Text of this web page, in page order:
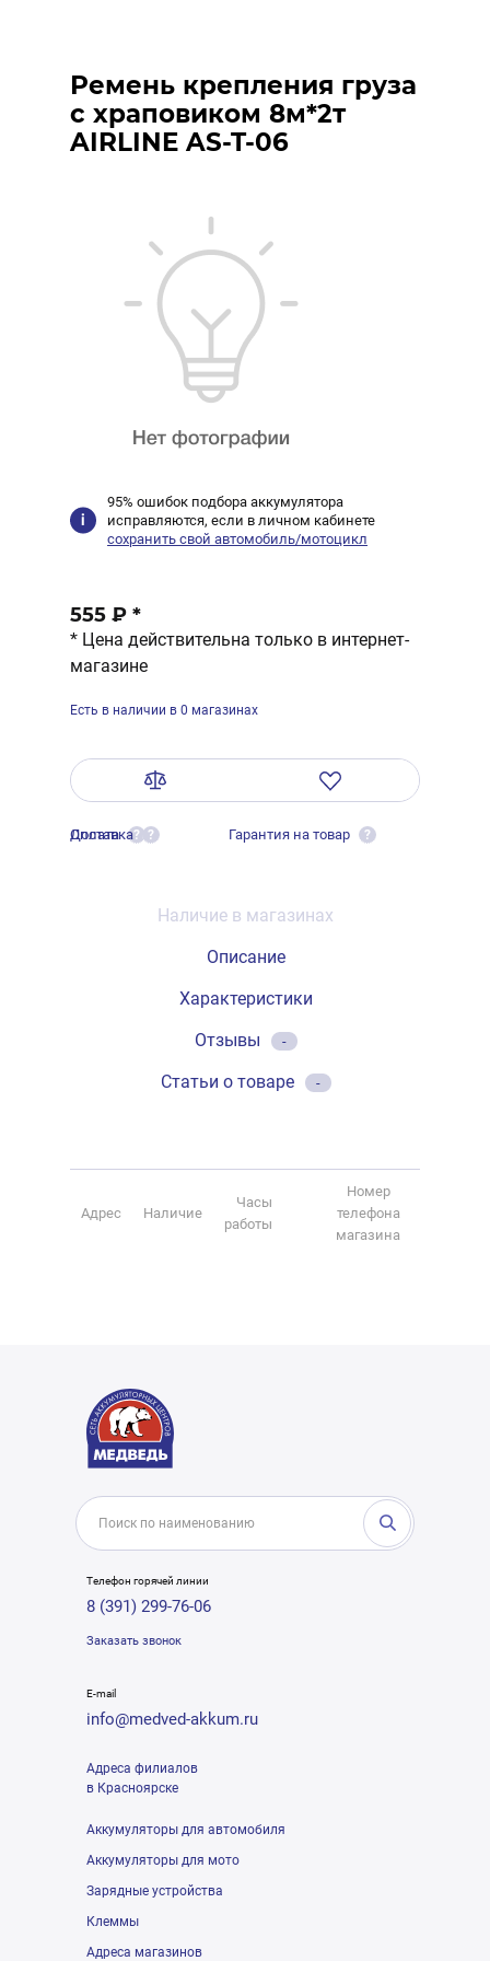
Ремень крепления груза
с храповиком 8м*2т
AIRLINE AS-T-06
95% ошибок подбора аккумулятора
исправляются, если в личном кабинете
сохранить свой автомобиль/мотоцикл
555 ₽ *
* Цена действительна только в интернет-
магазине
Есть в наличии в 0 магазинах
Оплата ?
Доставка ? Гарантия на товар ?
Наличие в магазинах
Описание
Характеристики
Отзывы
-
Статьи о товаре -
Адрес Наличие
Часы
работы
Номер
телефона
магазина
Телефон горячей линии
8 (391) 299-76-06
Заказать звонок
E-mail
info@medved-akkum.ru
Адреса филиалов
в Красноярске
Аккумуляторы для автомобиля
Аккумуляторы для мото
Зарядные устройства
Клеммы
Адреса магазинов